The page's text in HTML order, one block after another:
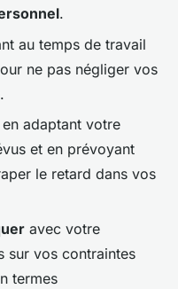
.
au temps de travail
ne pas négliger vos
en adaptant votre
et en prévoyant
le retard dans vos
avec votre
sur vos contraintes
termes